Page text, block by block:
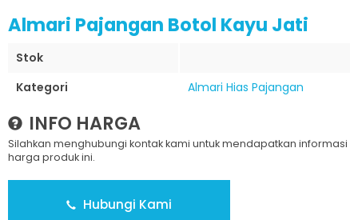
Almari Pajangan Botol Kayu Jati
Stok
Kategori
Almari Hias Pajangan
INFO HARGA
Silahkan menghubungi kontak kami untuk mendapatkan informasi
harga produk ini.
Hubungi Kami